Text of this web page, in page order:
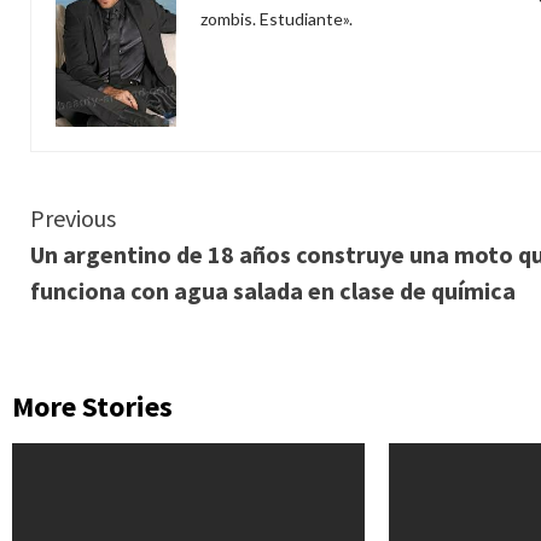
zombis. Estudiante».
Continue
Reading
Previous
Un argentino de 18 años construye una moto
funciona con agua salada en clase de química
More Stories